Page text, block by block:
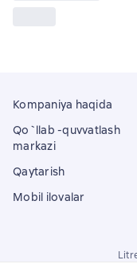
Kompaniya haqida
Qo`llab -quvvatlash
markazi
Qaytarish
Mobil ilovalar